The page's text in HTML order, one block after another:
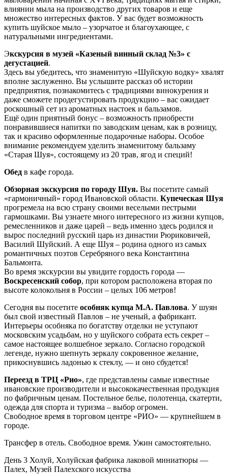
влиянии мыла на производство других товаров и еще
множество интересных фактов. У вас будет возможность
купить шуйское мыло – узорчатое и благоухающее, с
натуральными ингредиентами.
Экскурсия в музей «Казеный винный склад №3» с
дегустацией.
Здесь вы убедитесь, что знаменитую «Шуйскую водку» хвалят
вполне заслуженно. Вы услышите рассказ об истории
предприятия, познакомитесь с традициями винокурения и
даже сможете продегустировать продукцию – вас ожидает
роскошный сет из ароматных настоек и бальзамов.
Ещё один приятный бонус – возможность приобрести
понравившиеся напитки по заводским ценам, как в розницу,
так и красиво оформленные подарочные наборы. Особое
внимание рекомендуем уделить знаменитому бальзаму
«Старая Шуя», состоящему из 20 трав, ягод и специй!
Обед в кафе города.
Обзорная экскурсия по городу Шуя. Вы посетите самый
«гармоничный» город Ивановской области. Купеческая Шуя
прогремела на всю страну своими веселыми пестрыми
гармошками. Вы узнаете много интересного из жизни купцов,
ремесленников и даже царей – ведь именно здесь родился и
вырос последний русский царь из династии Рюриковичей,
Василий Шуйский. А еще Шуя – родина одного из самых
романтичных поэтов Серебряного века Константина
Бальмонта.
Во время экскурсии вы увидите гордость города —
Воскресенский собор, при котором расположена вторая по
высоте колокольня в России – целых 106 метров!
Сегодня вы посетите особняк купца М.А. Павлова. У шуян
был свой известный Павлов – не ученый, а фабрикант.
Интерьеры особняка по богатству отделки не уступают
московским усадьбам, но у шуйского собрата есть секрет –
самое настоящее волшебное зеркало. Согласно городской
легенде, нужно шепнуть зеркалу сокровенное желание,
прикоснувшись ладонью к стеклу, — и оно сбудется!
Переезд в ТРЦ «Рио», где представлены самые известные
ивановские производители и высококачественная продукция
по фабричным ценам. Постельное белье, полотенца, скатерти,
одежда для спорта и туризма – выбор огромен.
Свободное время в торговом центре «РИО» — крупнейшем в
городе.
Трансфер в отель. Свободное время. Ужин самостоятельно.
День 3 Холуй, Холуйская фабрика лаковой миниатюры —
Палех, Музей Палехского искусства